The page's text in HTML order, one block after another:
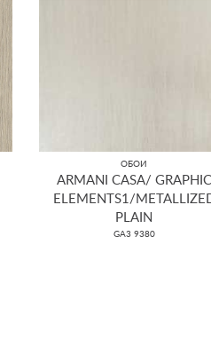
ОБОИ
ARMANI CASA/ GRAPHIC
ELEMENTS1/
PLAIN
GA3 9380